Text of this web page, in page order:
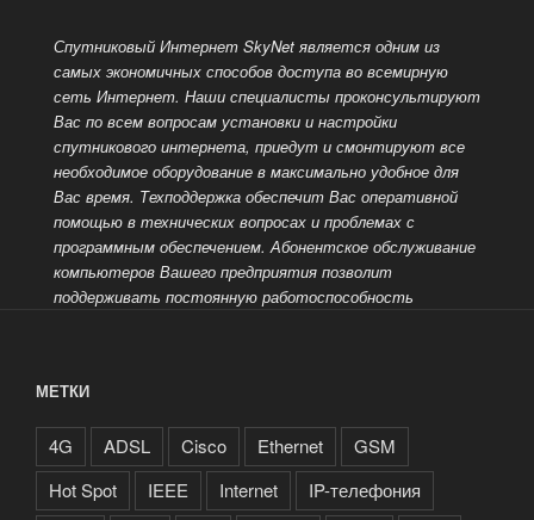
Спутниковый Интернет SkyNet является одним из
самых экономичных способов доступа во всемирную
сеть Интернет. Наши специалисты проконсультируют
Вас по всем вопросам установки и настройки
спутникового интернета, приедут и смонтируют все
необходимое оборудование в максимально удобное для
Вас время. Техподдержка обеспечит Вас оперативной
помощью в технических вопросах и проблемах с
программным обеспечением. Абонентское обслуживание
компьютеров Вашего предприятия позволит
поддерживать постоянную работоспособность
МЕТКИ
4G ADSL Cisco Ethernet
GSM
Hot Spot
IEEE Internet
IP-телефония